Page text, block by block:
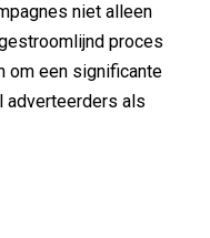
niet alleen
proces
om een significante
adverteerders als